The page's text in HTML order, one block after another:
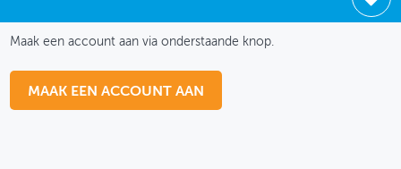
Maak een account aan via onderstaande knop.
MAAK EEN ACCOUNT AAN